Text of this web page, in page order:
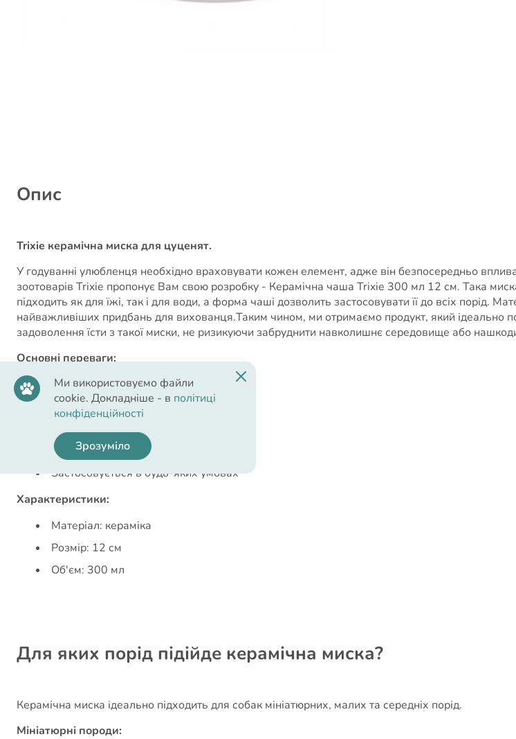
Опис
Trixie керамічна миска для цуценят.
У годуванні улюбленця необхідно враховувати кожен елемент, адже він безпосередньо
зоотоварів Trixie пропонує Вам свою розробку - Керамічна чаша Trixie 300 мл 12 см. Така
підходить як для їжі, так і для води, а форма чаші дозволить застосовувати її до всіх порід.
найважливіших придбань для вихованця.Таким чином, ми отримаємо продукт, який ідеально
задоволення їсти з такої миски, не ризикуючи забруднити навколишнє середовище або
Основні переваги:
Міцний
Простота у використанні
Він має ідеальні розміри
Загальний
Застосовується в будь-яких умовах
Характеристики:
Матеріал: кераміка
Розмір: 12 см
Об'єм: 300 мл
Для яких порід підійде керамічна миска?
Керамічна миска ідеально підходить для собак мініатюрних, малих та середніх порід.
Мініатюрні породи:
Ми використовуємо файли
cookie. Докладніше - в політиці
конфіденційності
Зрозуміло